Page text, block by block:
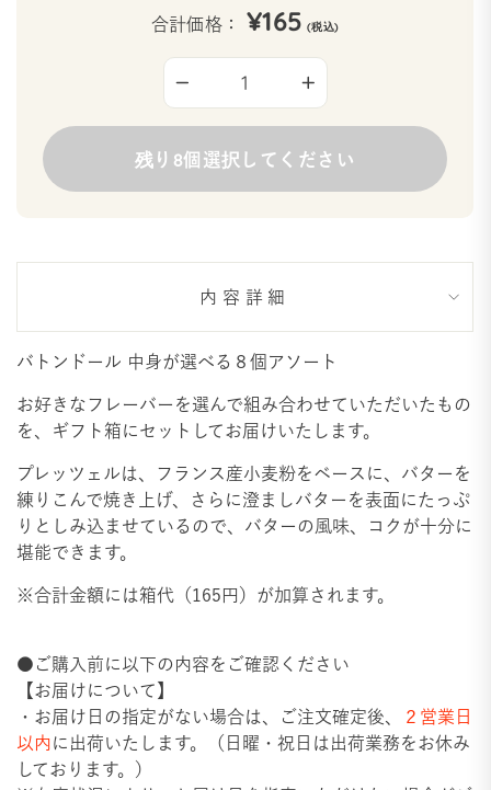
合計価格： ¥165
残り8個選択してください
内容詳細
バトンドール 中身が選べる８個アソート
お好きなフレーバーを選んで組み合わせていただいたもの
を、ギフト箱にセットしてお届けいたします。
プレッツェルは、フランス産小麦粉をベースに、バターを
練りこんで焼き上げ、さらに澄ましバターを表面にたっぷ
りとしみ込ませているので、バターの風味、コクが十分に
堪能できます。
※合計金額には箱代（165円）が加算されます。
●ご購入前に以下の内容をご確認ください
【お届けについて】
・お届け日の指定がない場合は、ご注文確定後、
２営業日
以内に出荷いたします。（日曜・祝日は出荷業務をお休み
しております。）